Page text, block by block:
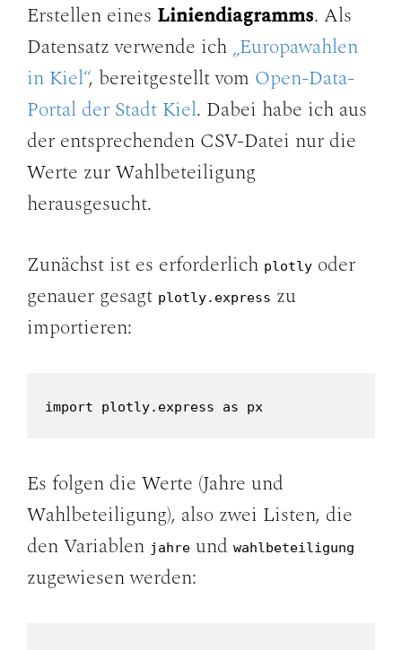
Erstellen eines Liniendiagramms. Als
Datensatz verwende ich „Europawahlen
in Kiel“, bereitgestellt vom Open-Data-
Portal der Stadt Kiel. Dabei habe ich aus
der entsprechenden CSV-Datei nur die
Werte zur Wahlbeteiligung
herausgesucht.
Zunächst ist es erforderlich plotly oder
genauer gesagt plotly.express zu
importieren:
import plotly.express as px
Es folgen die Werte (Jahre und
Wahlbeteiligung), also zwei Listen, die
den Variablen jahre und wahlbeteiligung
zugewiesen werden: